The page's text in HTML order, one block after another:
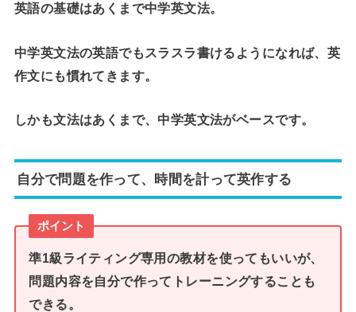
英語の基礎はあくまで中学英文法。
中学英文法の英語でもスラスラ書けるようになれば、英
作文にも慣れてきます。
しかも文法はあくまで、中学英文法がベースです。
自分で問題を作って、時間を計って英作する
ポイント
準1級ライティング専用の教材を使ってもいいが、
問題内容を自分で作ってトレーニングすることも
できる。